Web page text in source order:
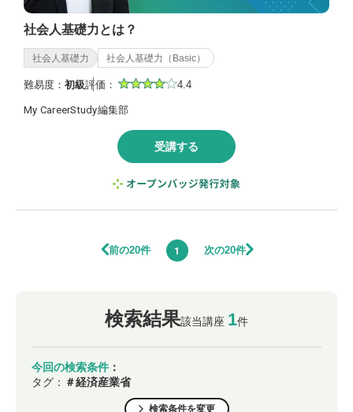
社会人基礎力とは？
社会人基礎力 社会人基礎力（Basic）
難易度： 初級評価： 4.4
My CareerStudy編集部
受講する
前の20件 1 次の20件
検索結果該当講座 1件
今回の検索条件 ：
タグ： ＃経済産業省
検索条件を変更